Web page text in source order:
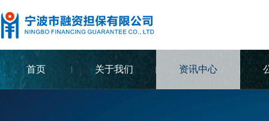
首页 关于我们 资讯中心